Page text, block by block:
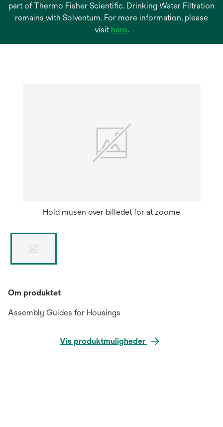
part of Thermo Fisher Scientific. Drinking Water Filtration
remains with Solventum. For more information, please
visit hereopens
.
Hold musen over billedet for at zoome
Om produktet
Assembly Guides for Housings
Vis produktmuligheder